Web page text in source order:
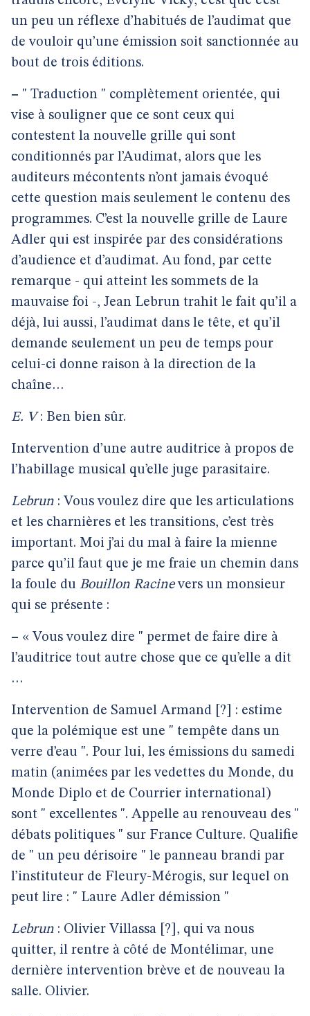
un peu un réflexe d’habitués de l’audimat que
de vouloir qu’une émission soit sanctionnée au
bout de trois éditions.
– " Traduction " complètement orientée, qui
vise à souligner que ce sont ceux qui
contestent la nouvelle grille qui sont
conditionnés par l’Audimat, alors que les
auditeurs mécontents n’ont jamais évoqué
cette question mais seulement le contenu des
programmes. C’est la nouvelle grille de Laure
Adler qui est inspirée par des considérations
d’audience et d’audimat. Au fond, par cette
remarque - qui atteint les sommets de la
mauvaise foi -, Jean Lebrun trahit le fait qu’il a
déjà, lui aussi, l’audimat dans le tête, et qu’il
demande seulement un peu de temps pour
celui-ci donne raison à la direction de la
chaîne…
E. V: Ben bien sûr.
Intervention d’une autre auditrice à propos de
l’habillage musical qu’elle juge parasitaire.
Lebrun : Vous voulez dire que les articulations
et les charnières et les transitions, c’est très
important. Moi j’ai du mal à faire la mienne
parce qu’il faut que je me fraie un chemin dans
la foule du Bouillon Racinevers un monsieur
qui se présente :
– « Vous voulez dire " permet de faire dire à
l’auditrice tout autre chose que ce qu’elle a dit
…
Intervention de Samuel Armand [?] : estime
que la polémique est une " tempête dans un
verre d’eau ". Pour lui, les émissions du samedi
matin (animées par les vedettes du Monde, du
Monde Diplo et de Courrier international)
sont " excellentes ". Appelle au renouveau des "
débats politiques " sur France Culture. Qualifie
de " un peu dérisoire " le panneau brandi par
l’instituteur de Fleury-Mérogis, sur lequel on
peut lire : " Laure Adler démission "
Lebrun : Olivier Villassa [?], qui va nous
quitter, il rentre à côté de Montélimar, une
dernière intervention brève et de nouveau la
salle. Olivier.